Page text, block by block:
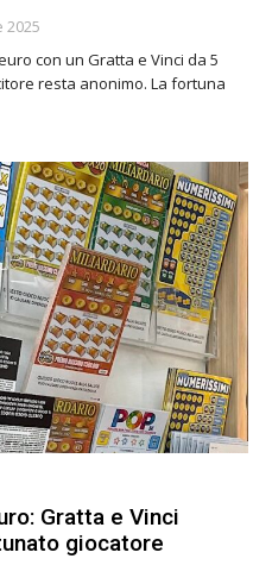
2025
con un Gratta e Vinci da 5
anonimo. La fortuna
Gratta e Vinci
giocatore